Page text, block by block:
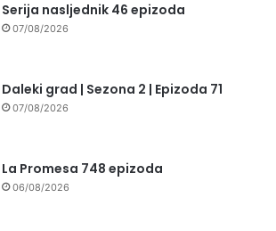
Serija nasljednik 46 epizoda
07/08/2026
Daleki grad | Sezona 2 | Epizoda 71
07/08/2026
La Promesa 748 epizoda
06/08/2026